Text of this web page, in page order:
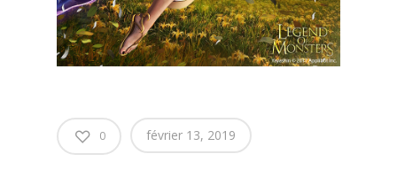
0 février 13, 2019